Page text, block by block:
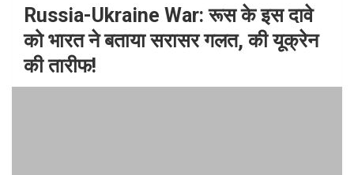
Russia-Ukraine War: रूस के इस दावे
को भारत ने बताया सरासर गलत, की यूक्रेन
की तारीफ!